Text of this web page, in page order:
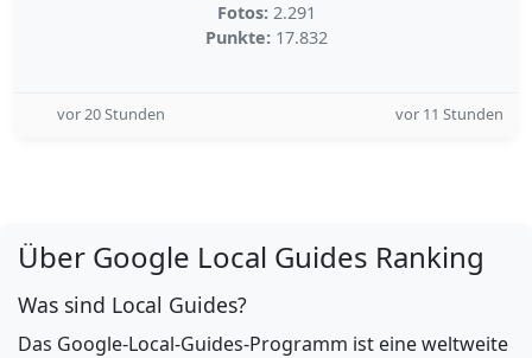
Fotos: 2.291
Punkte: 17.832
vor 20 Stunden vor 11 Stunden
Über Google Local Guides Ranking
Was sind Local Guides?
Das Google-Local-Guides-Programm ist eine weltweite